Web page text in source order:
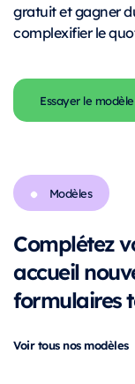
gratuit et gagner
complexifier le
Essayer le
Modèles
Complétez
accueil
formulaires
Voir tous nos modèles